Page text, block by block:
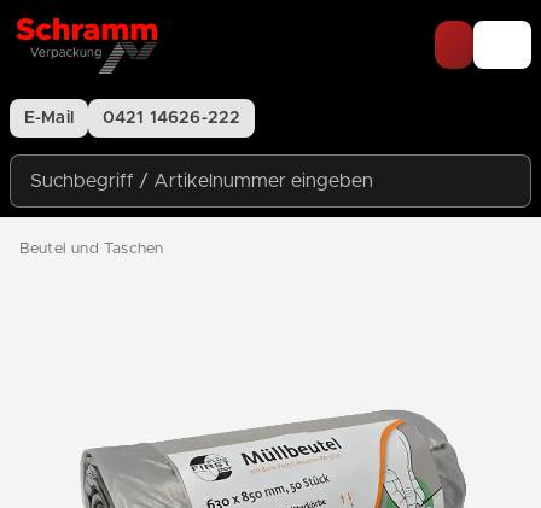
E-Mail 0421 14626-222
Suchbegriff / Artikelnummer eingeben
Beutel und Taschen